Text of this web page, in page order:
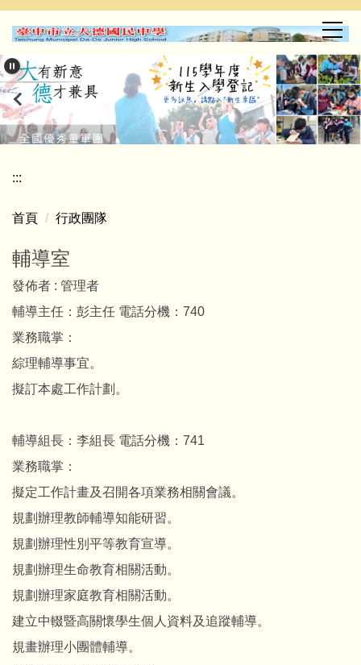
跳
到
要
內
容
區
:::
首頁 行政團隊
輔導室
發佈者 : 管理者
輔導主任：彭主任 電話分機：740
業務職掌：
綜理輔導事宜。
擬訂本處工作計劃。
輔導組長：李組長 電話分機：741
業務職掌：
擬定工作計畫及召開各項業務相關會議。
規劃辦理教師輔導知能研習。
規劃辦理性別平等教育宣導。
規劃辦理生命教育相關活動。
規劃辦理家庭教育相關活動。
建立中輟暨高關懷學生個人資料及追蹤輔導。
規畫辦理小團體輔導。